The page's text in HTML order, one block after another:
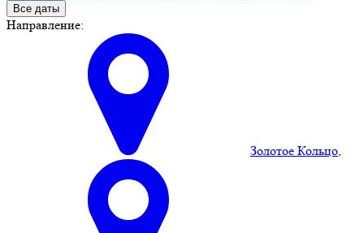
Все даты
Направление:
Золотое Кольцо,